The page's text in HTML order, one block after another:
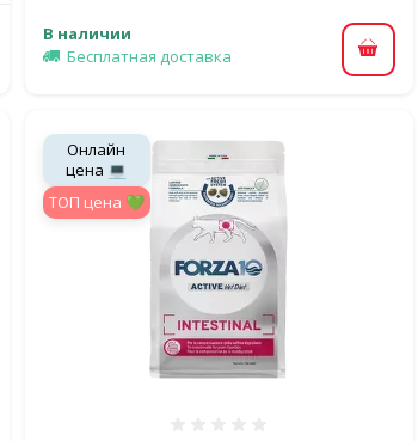
В наличии
Бесплатная доставка
В
Онлайн
цена 💻
TOП цена 💚